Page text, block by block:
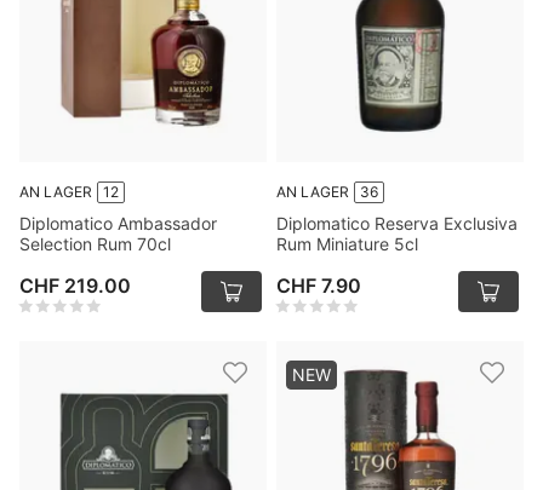
AN LAGER 12
Diplomatico Ambassador
Selection Rum 70cl
CHF 219.00
AN LAGER 36
Diplomatico Reserva Exclusiva
Rum Miniature 5cl
CHF 7.90
NEW